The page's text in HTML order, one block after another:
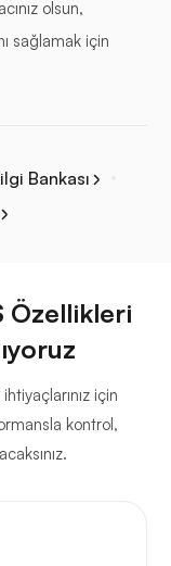
olsun,
sağlamak için
Bankası
Özellikleri
için
kontrol,